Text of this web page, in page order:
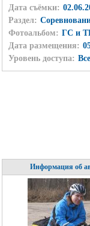
Дата съёмки:
Раздел:
Фотоальбом: ГС и
Дата размещения:
Уровень доступа:
Информация об